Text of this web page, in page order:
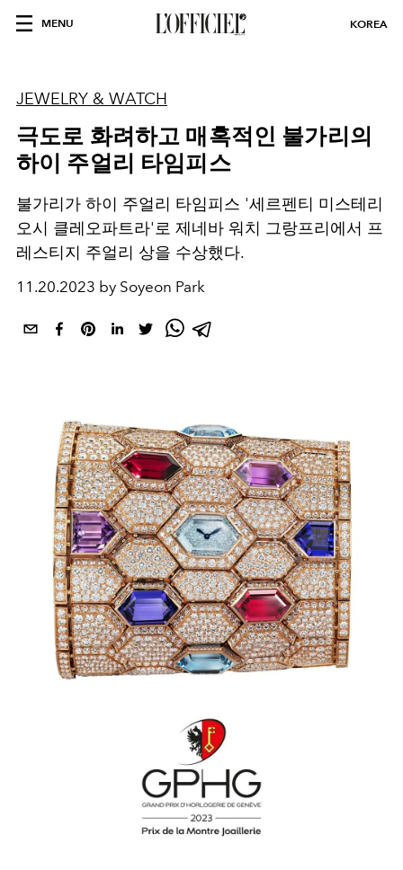
MENU KOREA
JEWELRY & WATCH
극도로 화려하고 매혹적인 불가리의
하이 주얼리 타임피스
불가리가 하이 주얼리 타임피스 '세르펜티 미스테리
오시 클레오파트라'로 제네바 워치 그랑프리에서 프
레스티지 주얼리 상을 수상했다.
11.20.2023 by Soyeon Park